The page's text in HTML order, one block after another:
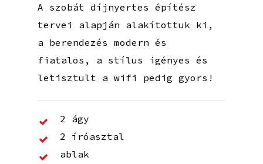
A szobát díjnyertes építész
tervei alapján alakítottuk ki,
a berendezés modern és
fiatalos, a stílus igényes és
letisztult a wifi pedig gyors!
2 ágy
2 íróasztal
ablak